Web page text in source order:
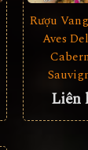
Rượu
Aves
Liên